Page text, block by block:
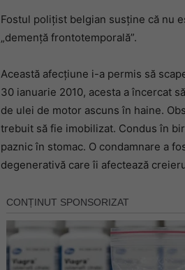
Fostul polițist belgian susține că nu
„demență frontotemporală”.
Această afecțiune i-a permis să
30 ianuarie 2010, acesta a încercat
de ulei de motor ascuns în haine.
trebuit să fie imobilizat. Condus în
paznic în stomac. O condamnare a
degenerativă care îi afectează